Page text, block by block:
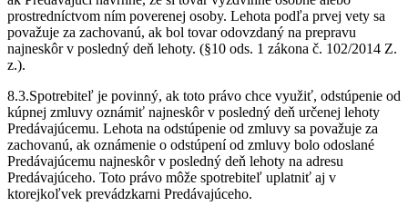
prostredníctvom ním poverenej osoby. Lehota podľa prvej vety sa
považuje za zachovanú, ak bol tovar odovzdaný na prepravu
najneskôr v posledný deň lehoty. (§10 ods. 1 zákona č. 102/2014 Z.
z.).
8.3.Spotrebiteľ je povinný, ak toto právo chce využiť, odstúpenie od
kúpnej zmluvy oznámiť najneskôr v posledný deň určenej lehoty
Predávajúcemu. Lehota na odstúpenie od zmluvy sa považuje za
zachovanú, ak oznámenie o odstúpení od zmluvy bolo odoslané
Predávajúcemu najneskôr v posledný deň lehoty na adresu
Predávajúceho. Toto právo môže spotrebiteľ uplatniť aj v
ktorejkoľvek prevádzkarni Predávajúceho.